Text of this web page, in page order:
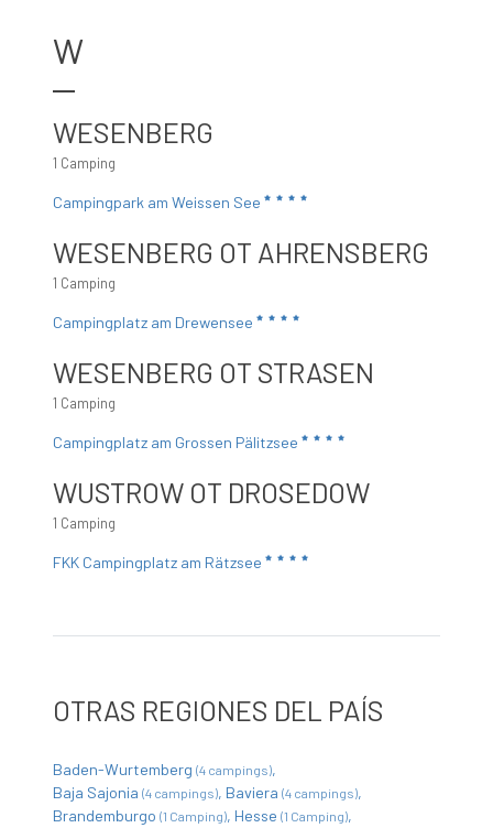
W
WESENBERG
1 Camping
Campingpark am Weissen See
WESENBERG OT AHRENSBERG
1 Camping
Campingplatz am Drewensee
WESENBERG OT STRASEN
1 Camping
Campingplatz am Grossen Pälitzsee
WUSTROW OT DROSEDOW
1 Camping
FKK Campingplatz am Rätzsee
OTRAS REGIONES DEL PAÍS
Baden-Wurtemberg (4 campings)
Baja Sajonia (4 campings) Baviera (4 campings)
Brandemburgo (1 Camping) Hesse (1 Camping)